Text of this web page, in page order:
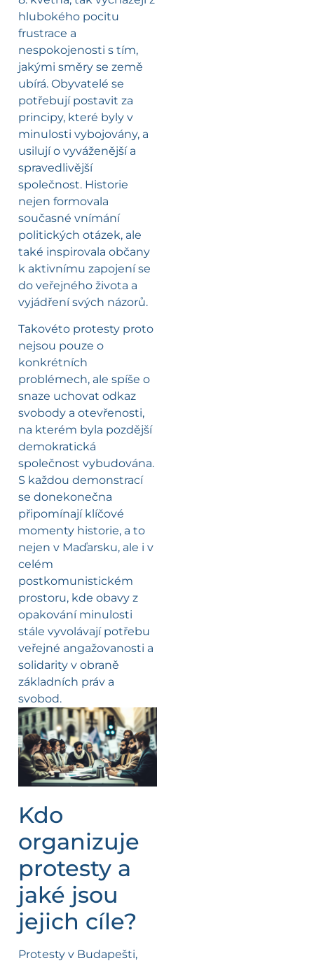
hlubokého pocitu
frustrace a
nespokojenosti s tím,
jakými směry se země
ubírá. Obyvatelé se
potřebují postavit za
principy, které byly v
minulosti vybojovány, a
usilují o vyváženější a
spravedlivější
společnost. Historie
nejen formovala
současné vnímání
politických otázek, ale
také inspirovala občany
k aktivnímu zapojení se
do veřejného života a
vyjádření svých názorů.
Takovéto protesty proto
nejsou pouze o
konkrétních
problémech, ale spíše o
snaze uchovat odkaz
svobody a otevřenosti,
na kterém byla pozdější
demokratická
společnost vybudována.
S každou demonstrací
se donekonečna
připomínají klíčové
momenty historie, a to
nejen v Maďarsku, ale i v
celém
postkomunistickém
prostoru, kde obavy z
opakování minulosti
stále vyvolávají potřebu
veřejné angažovanosti a
solidarity v obraně
základních práv a
svobod.
Kdo
organizuje
protesty a
jaké jsou
jejich cíle?
Protesty v Budapešti,